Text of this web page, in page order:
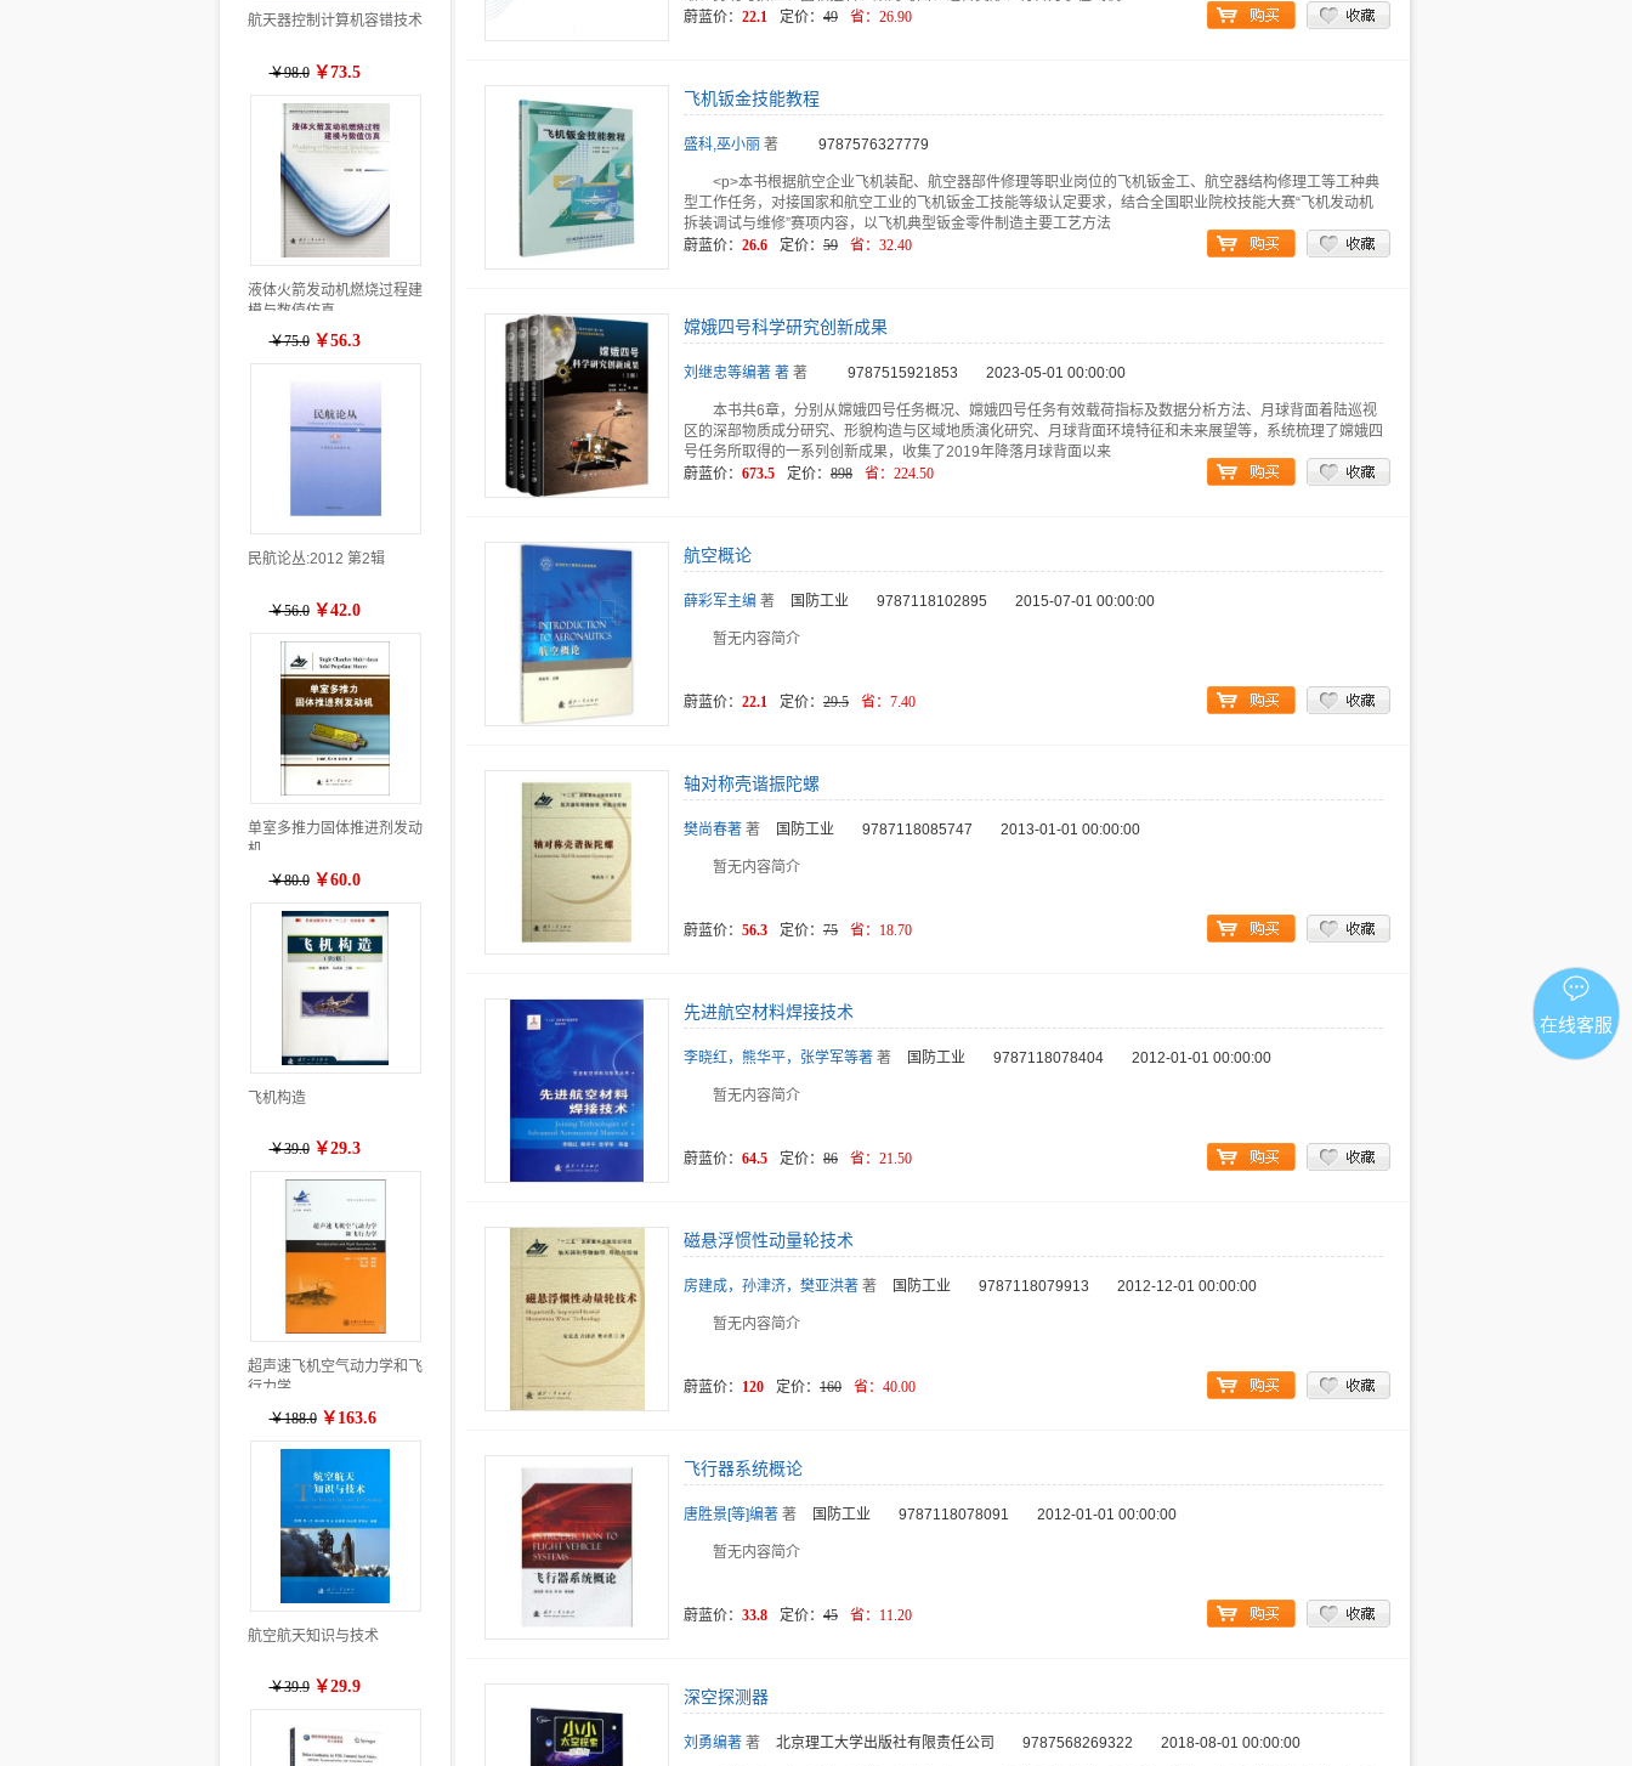
航天器控制计算机容错技术
￥98.0 ￥73.5
液体火箭发动机燃烧过程建
模与数值仿真
￥75.0 ￥56.3
民航论丛:2012 第2辑
￥56.0 ￥42.0
单室多推力固体推进剂发动
机
￥80.0 ￥60.0
飞机构造
￥39.0 ￥29.3
超声速飞机空气动力学和飞
行力学
￥188.0 ￥163.6
航空航天知识与技术
￥39.9 ￥29.9
蔚蓝价： 22.1 定价： 49 省： 26.90
飞机钣金技能教程
盛科,巫小丽 著 9787576327779
<p>本书根据航空企业飞机装配、航空器部件修理等职业岗位的飞机钣金工、航空器结构修理工等工种典
型工作任务，对接国家和航空工业的飞机钣金工技能等级认定要求，结合全国职业院校技能大赛“飞机发动机
拆装调试与维修”赛项内容，以飞机典型钣金零件制造主要工艺方法
蔚蓝价： 26.6 定价： 59 省： 32.40
嫦娥四号科学研究创新成果
刘继忠等编著 著 著 9787515921853 2023-05-01 00:00:00
本书共6章，分别从嫦娥四号任务概况、嫦娥四号任务有效载荷指标及数据分析方法、月球背面着陆巡视
区的深部物质成分研究、形貌构造与区域地质演化研究、月球背面环境特征和未来展望等，系统梳理了嫦娥四
号任务所取得的一系列创新成果，收集了2019年降落月球背面以来
蔚蓝价： 673.5 定价： 898 省： 224.50
航空概论
薛彩军主编 著 国防工业 9787118102895 2015-07-01 00:00:00
暂无内容简介
蔚蓝价： 22.1 定价： 29.5 省： 7.40
轴对称壳谐振陀螺
樊尚春著 著 国防工业 9787118085747 2013-01-01 00:00:00
暂无内容简介
蔚蓝价： 56.3 定价： 75 省： 18.70
先进航空材料焊接技术
李晓红，熊华平，张学军等著 著 国防工业 9787118078404 2012-01-01 00:00:00
暂无内容简介
蔚蓝价： 64.5 定价： 86 省： 21.50
磁悬浮惯性动量轮技术
房建成，孙津济，樊亚洪著 著 国防工业 9787118079913 2012-12-01 00:00:00
暂无内容简介
蔚蓝价： 120 定价： 160 省： 40.00
飞行器系统概论
唐胜景[等]编著 著 国防工业 9787118078091 2012-01-01 00:00:00
暂无内容简介
蔚蓝价： 33.8 定价： 45 省： 11.20
深空探测器
刘勇编著 著 北京理工大学出版社有限责任公司 9787568269322 2018-08-01 00:00:00
在线客服